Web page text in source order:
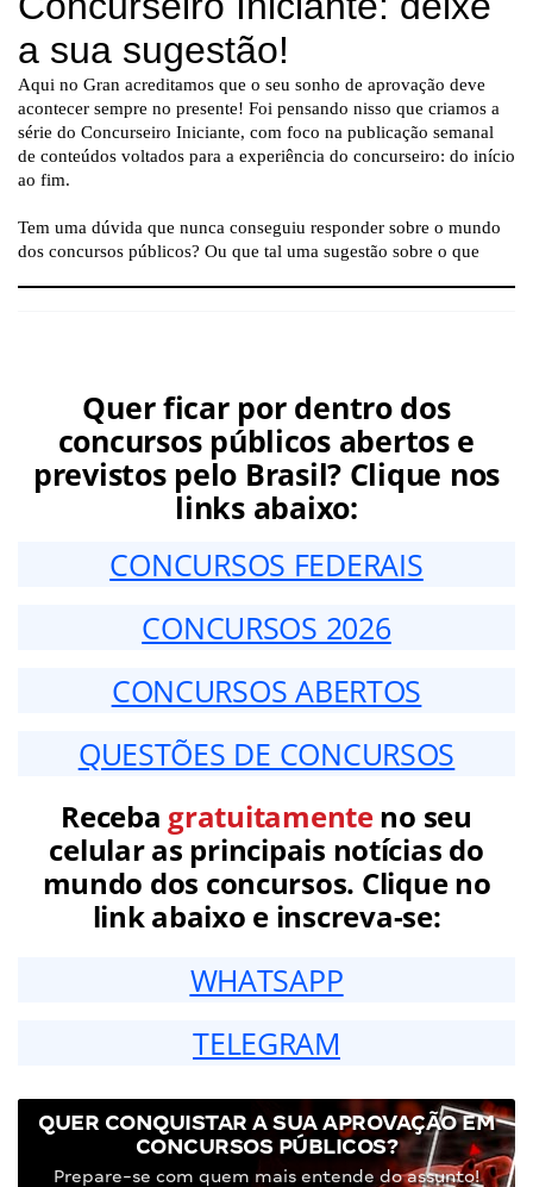
Quer ficar por dentro dos
concursos públicos abertos e
previstos pelo Brasil? Clique nos
links abaixo:
CONCURSOS FEDERAIS
CONCURSOS 2026
CONCURSOS ABERTOS
QUESTÕES DE CONCURSOS
Receba gratuitamenteno seu
celular as principais notícias do
mundo dos concursos. Clique no
link abaixo e inscreva-se:
WHATSAPP
TELEGRAM
QUER CONQUISTAR A SUA APROVAÇÃO EM
CONCURSOS PÚBLICOS?
Prepare-se com quem mais entende do assunto!